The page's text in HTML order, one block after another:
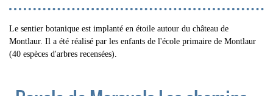
Le sentier botanique est implanté en étoile autour du château de
Montlaur. Il a été réalisé par les enfants de l'école primaire de Montlaur
(40 espèces d'arbres recensées).